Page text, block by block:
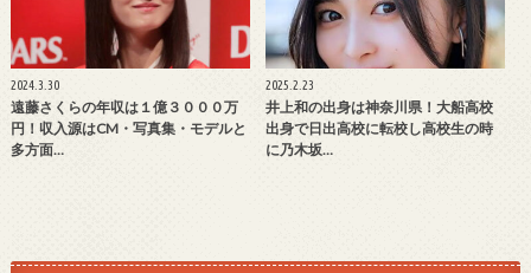
2024.3.30
遠藤さくらの年収は１億３０００万
円！収入源はCM・写真集・モデルと
多方面…
2025.2.23
井上和の出身は神奈川県！大船高校
出身で日出高校に転校し高校生の時
に乃木坂…